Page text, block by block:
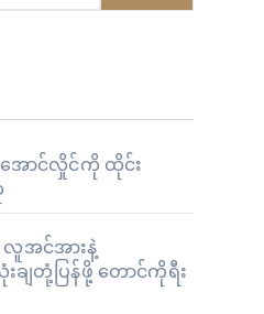
အောင်လှိုင်ကို ထိုင်း
လူအင်အားနဲ့
ချတုံ့ပြန်ဖို့ တောင်ကိုရီး